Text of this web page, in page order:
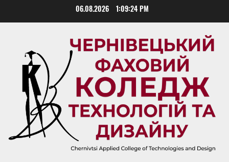
06.08.2026 1:09:24 PM